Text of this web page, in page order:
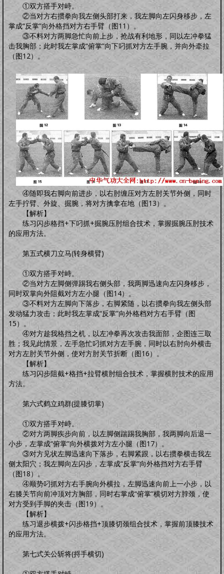
①双方搭手对峙。
②当对方右掼拳向我左侧头部打来，我左脚向左闪身移步，左
掌成“反掌”向外格挡对方右手臂（图11）。
③不料对方两脚急忙向前上步，抢战有利地形，同以左冲拳猛
击我胸部；此时我左掌成“俯掌”向下叼抓对方左手腕，并向外牵拉
（图12）。
④随即我右脚向前进步，以右肘缠压对方左肘关节外侧，同时
左手拧臂、外旋、掘腕，将对方擒拿在地（图13）。
【解析】
练习闪步格挡+下叼抓+掘腕压肘组合技术，掌握掘腕压肘技术
的应用方法。
第五式横刀立马(转身横臂)
①双方搭手对峙。
②当对方左脚侧弹踢我右侧头部，我两脚迅速向左闪身移步，
同时双掌向外阻截对方左小腿（图14）。
③不料对方左脚向下落步，右脚紧随，以右掼拳向我左侧头部
发动猛力攻击；此时我左掌成“反掌”向外格档对方右手臂（图
15）。
④对方趁我格挡之机，以左冲拳再次攻击我面部，企图连三取
胜；我见此情景，左手急忙叼抓对方左手腕，同时以右肘向外横击
对方左肘关节外侧，使对方肘关节折断（图16）。
【解析】
练习闪步阻截+格挡+拉臂横肘组合技术，掌握横肘技术的应用
方法。
第六式鹤立鸡群(提膝切掌)
①双方搭手对峙。
②对方两脚疾步向前，以左脚侧踹踢我胸部，我两脚向后退一
小步，左掌成“俯掌”向外横拨对方左小腿（图17）。
③对方见状左脚迅速向下落步，右脚紧跟，以右掼拳横击我左
侧太阳穴；我左脚向左闪步，左掌成“反掌”向外格挡对方右手臂
（图18）。
④顺势叼抓对方右手腕向外横拉，左脚迅速向前上一小步，以
右膝关节向前冲顶对方胸部，同时右掌成“俯掌”横切对方脖颈，使
对方受到手脚的夹击（图19）。
【解析】
练习退步横拨+闪步格挡+顶膝切颈组合技术，掌握前顶膝技术
的应用方法。
第七式关公斩将(捋手横切)